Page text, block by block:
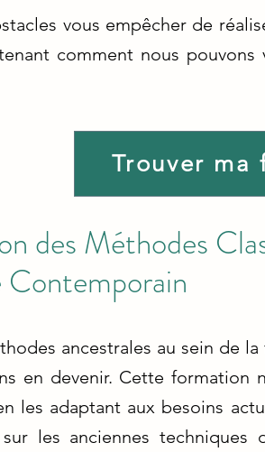
vous empêcher de
comment nous
Trouver ma
des Méthodes
ancestrales au sein de
en devenir. Cette formation
les adaptant aux besoins
sur les anciennes